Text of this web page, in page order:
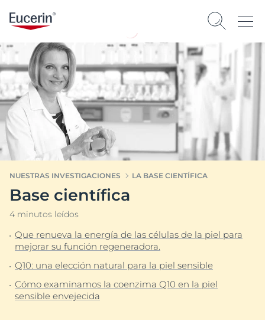
NUESTRAS INVESTIGACIONES LA BASE CIENTÍFICA
Base científica
4 minutos leídos
Que renueva la energía de las células de la piel para
mejorar su función regeneradora.
Q10: una elección natural para la piel sensible
Cómo examinamos la coenzima Q10 en la piel
sensible envejecida